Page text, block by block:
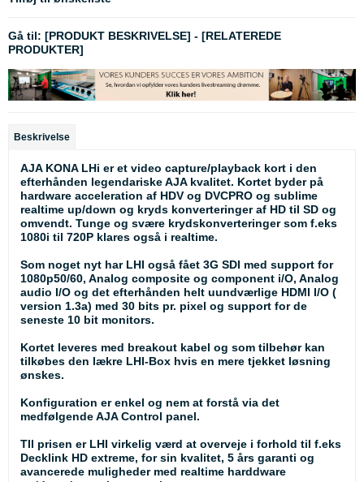
Gå til: [PRODUKT BESKRIVELSE] - [RELATEREDE
PRODUKTER]
Beskrivelse
AJA KONA LHi er et video capture/playback kort i den
efterhånden legendariske AJA kvalitet. Kortet byder på
hardware acceleration af HDV og DVCPRO og sublime
realtime up/down og kryds konverteringer af HD til SD og
omvendt. Tunge og svære krydskonverteringer som f.eks
1080i til 720P klares også i realtime.
Som noget nyt har LHI også fået 3G SDI med support for
1080p50/60, Analog composite og component i/O, Analog
audio I/O og det efterhånden helt uundværlige HDMI I/O (
version 1.3a) med 30 bits pr. pixel og support for de
seneste 10 bit monitors.
Kortet leveres med breakout kabel og som tilbehør kan
tilkøbes den lækre LHI-Box hvis en mere tjekket løsning
ønskes.
Konfiguration er enkel og nem at forstå via det
medfølgende AJA Control panel.
TIl prisen er LHI virkelig værd at overveje i forhold til f.eks
Decklink HD extreme, for sin kvalitet, 5 års garanti og
avancerede muligheder med realtime harddware